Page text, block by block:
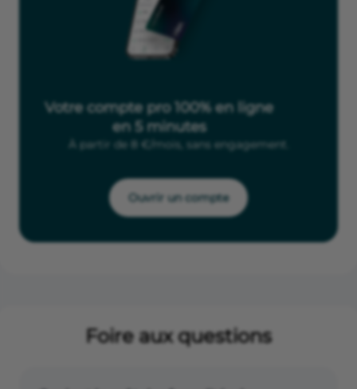
Votre compte pro 100% en ligne
en 5 minutes
À partir de 8 €/mois, sans engagement.
Ouvrir un compte
Foire aux questions